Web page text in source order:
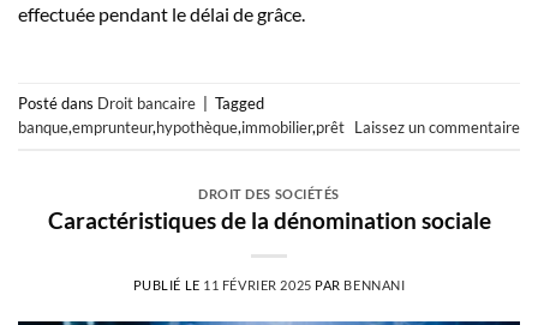
effectuée pendant le délai de grâce.
Posté dans Droit bancaire
Tagged
banque,emprunteur,hypothèque,immobilier,prêt Laissez un commentaire
DROIT DES SOCIÉTÉS
Caractéristiques de la dénomination sociale
PUBLIÉ LE 11 FÉVRIER 2025 PAR BENNANI